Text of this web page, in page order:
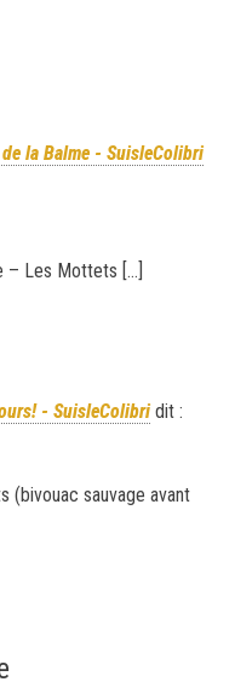
la Balme - SuisleColibri
– Les Mottets […]
- SuisleColibri dit :
(bivouac sauvage avant